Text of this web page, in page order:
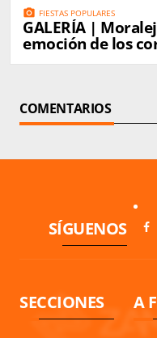
photo_camera FIESTAS POPULARES
GALERÍA |
emoción de los
COMENTARIOS
SÍGUENOS
SECCIONES A